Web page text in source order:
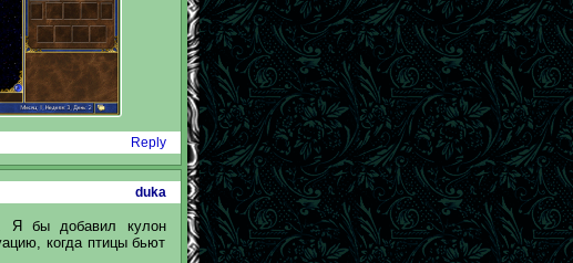
Reply
duka
Я бы добавил кулон
когда птицы бьют